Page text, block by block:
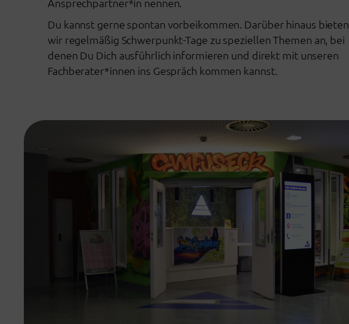
Du kannst gerne spontan vorbeikommen. Darüber hinaus bieten
wir regelmäßig Schwerpunkt-Tage zu speziellen Themen an, bei
denen Du Dich ausführlich informieren und direkt mit unseren
Fachberater*innen ins Gespräch kommen kannst.